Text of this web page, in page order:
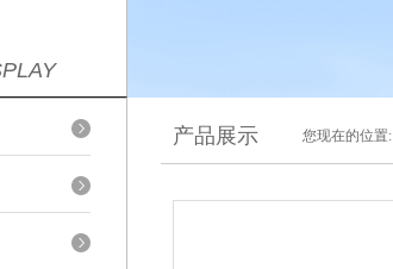
产品展示 您现在的位置: